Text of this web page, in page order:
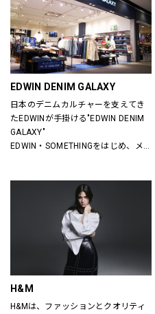
EDWIN DENIM GALAXY
日本のデニムカルチャーを支えてき
たEDWINが手掛ける"EDWIN DENIM
GALAXY"
EDWIN・SOMETHINGをはじめ、メ
レンドアイテムまで豊富なランナッ
プを取り揃えます。
H&M
H&Mは、ファッションとクオリティ